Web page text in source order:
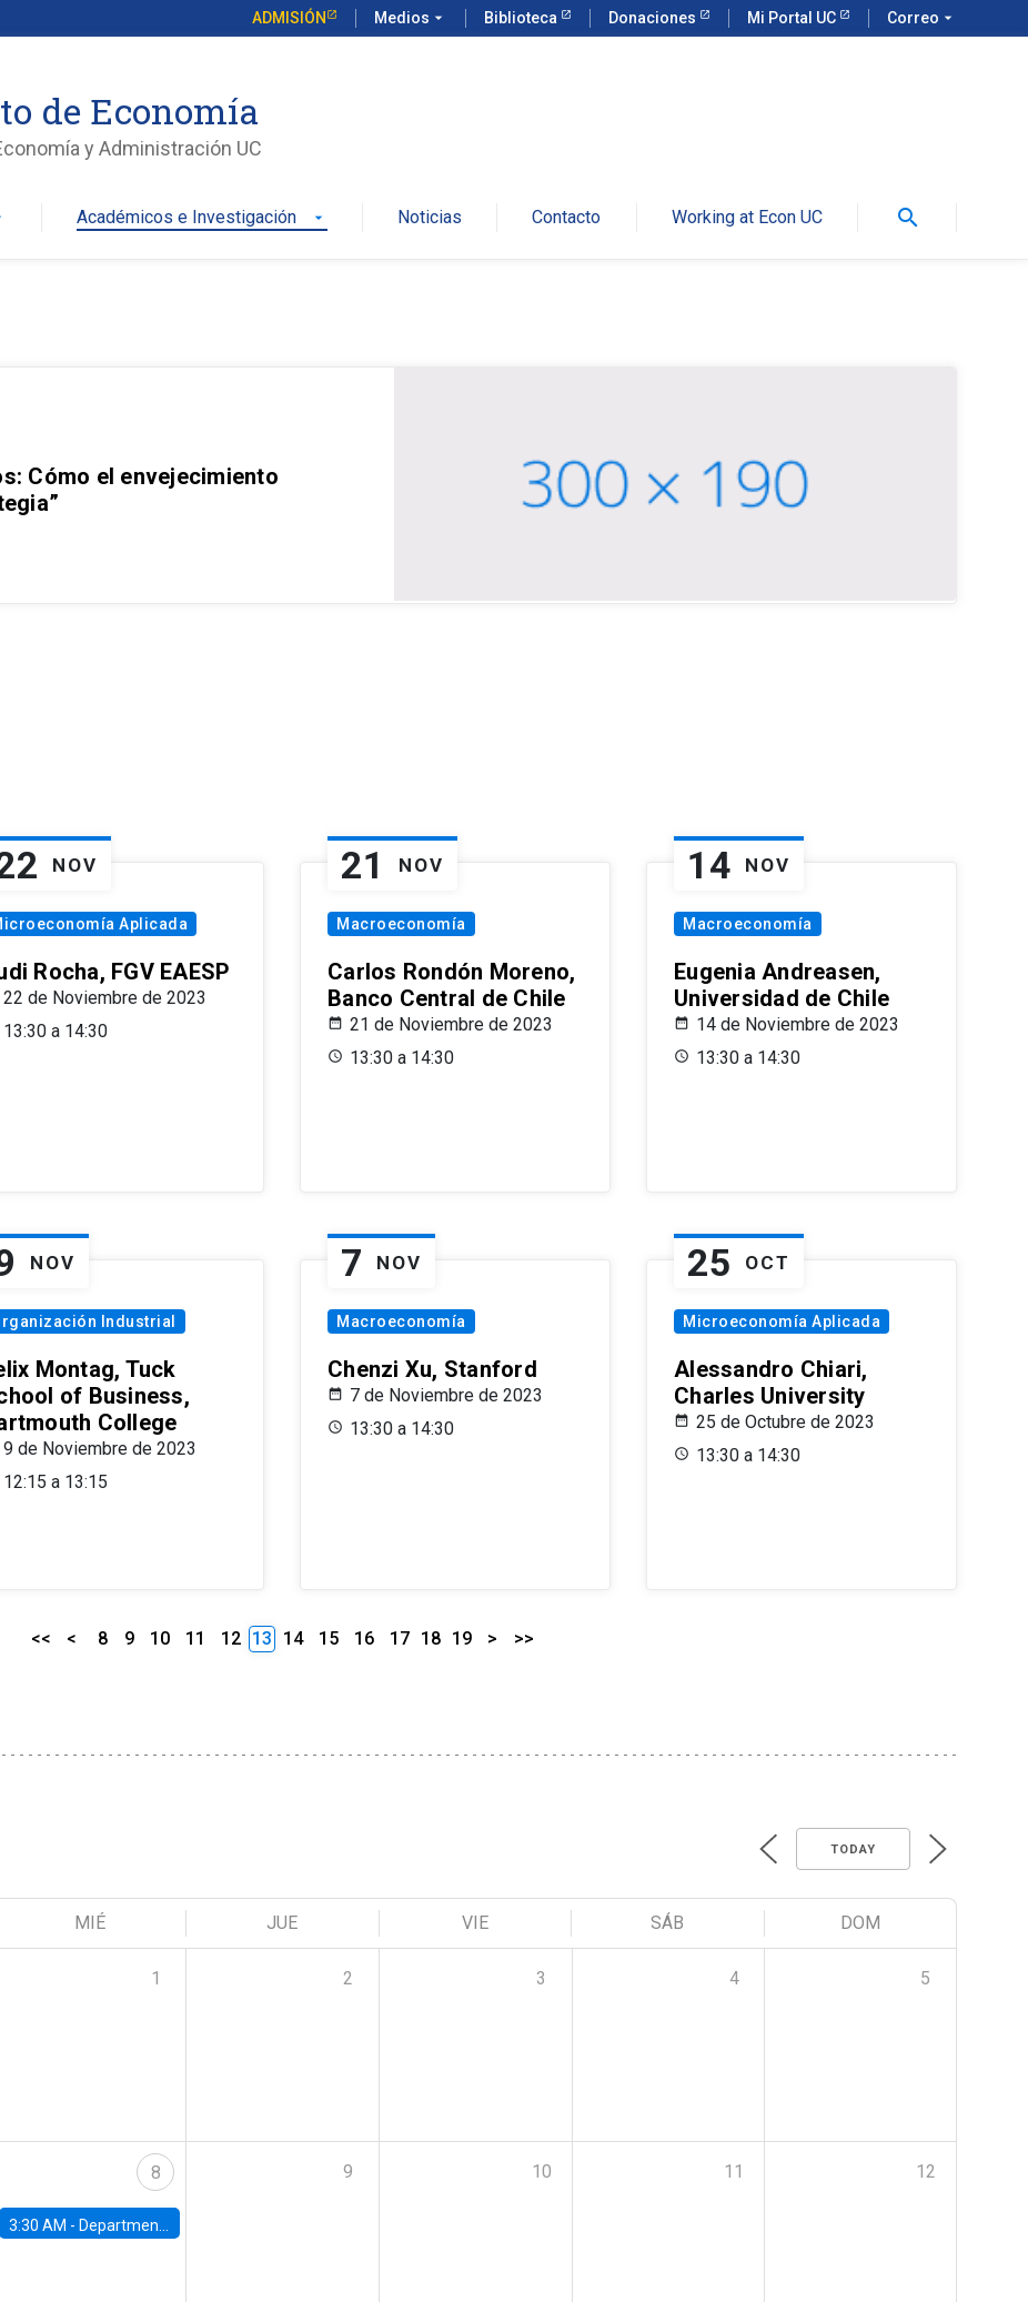
ADMISIÓN Medios arrow_drop_down Biblioteca Donaciones Mi Portal UC Correo arrow_drop_down
de Economía
y Administración UC
Académicos e Investigación arrow_drop_down Noticias Contacto Working at Econ UC search
Cómo el envejecimiento
NOV
Aplicada
Rocha, FGV EAESP
22 de Noviembre de 2023
13:30 a 14:30
21 NOV
Macroeconomía
Carlos Rondón Moreno,
Banco Central de Chile
21 de Noviembre de 2023
13:30 a 14:30
14 NOV
Macroeconomía
Eugenia Andreasen,
Universidad de Chile
14 de Noviembre de 2023
13:30 a 14:30
NOV
Industrial
Montag, Tuck
of Business,
College
9 de Noviembre de 2023
12:15 a 13:15
7 NOV
Macroeconomía
Chenzi Xu, Stanford
7 de Noviembre de 2023
13:30 a 14:30
25 OCT
Microeconomía Aplicada
Alessandro Chiari,
Charles University
25 de Octubre de 2023
13:30 a 14:30
<< < 8 9 10 11 12 13 14 15 16 17 18 19 > >>
TODAY
MIÉ JUE VIE SÁB DOM
1 2 3 4 5
8
3:30 AM - Department Seminar: James Robinson
9 10 11 12